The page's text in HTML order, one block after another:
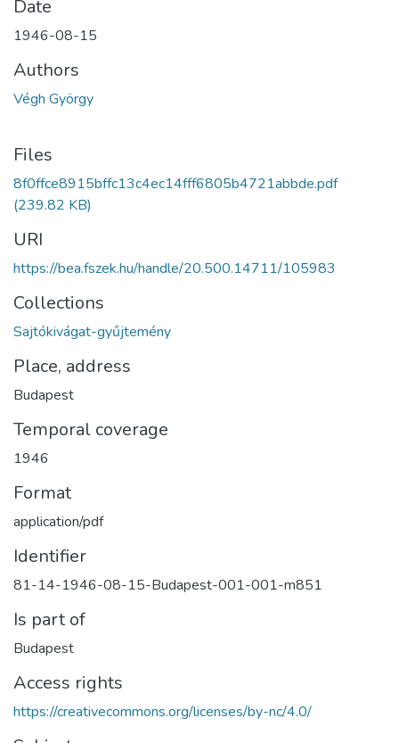
Date
1946-08-15
Authors
Végh György
Files
8f0ffce8915bffc13c4ec14fff6805b4721abbde.pdf
(239.82 KB)
URI
https://bea.fszek.hu/handle/20.500.14711/105983
Collections
Sajtókivágat-gyűjtemény
Place, address
Budapest
Temporal coverage
1946
Format
application/pdf
Identifier
81-14-1946-08-15-Budapest-001-001-m851
Is part of
Budapest
Access rights
https://creativecommons.org/licenses/by-nc/4.0/